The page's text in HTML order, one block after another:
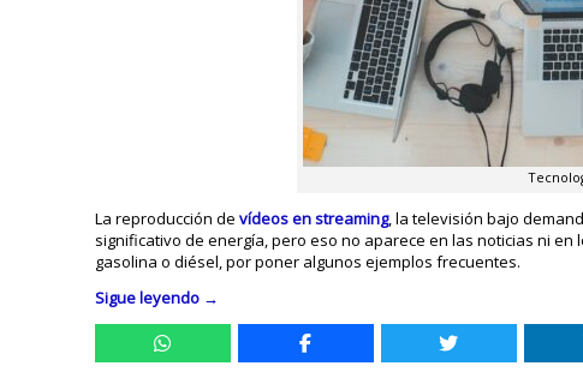
La reproducción devídeos en streaming, la televisión bajo
significativo de energía, pero eso no aparece en las noticias ni
gasolina o diésel, por poner algunos ejemplos frecuentes.
Sigue leyendo →